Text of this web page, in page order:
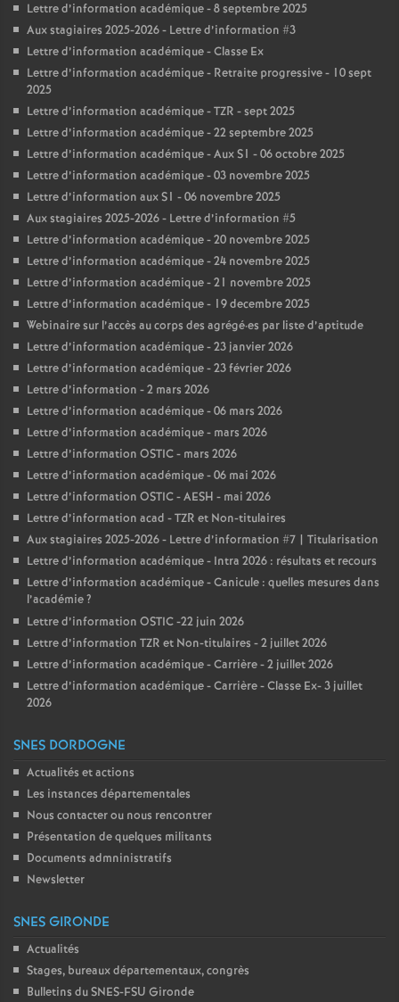
Lettre d’information académique - 8 septembre 2025
Aux stagiaires 2025-2026 - Lettre d’information #3
Lettre d’information académique - Classe Ex
Lettre d’information académique - Retraite progressive - 10 sept
2025
Lettre d’information académique - TZR - sept 2025
Lettre d’information académique - 22 septembre 2025
Lettre d’information académique - Aux S1 - 06 octobre 2025
Lettre d’information académique - 03 novembre 2025
Lettre d’information aux S1 - 06 novembre 2025
Aux stagiaires 2025-2026 - Lettre d’information #5
Lettre d’information académique - 20 novembre 2025
Lettre d’information académique - 24 novembre 2025
Lettre d’information académique - 21 novembre 2025
Lettre d’information académique - 19 decembre 2025
Webinaire sur l’accès au corps des agrégé·es par liste d’aptitude
Lettre d’information académique - 23 janvier 2026
Lettre d’information académique - 23 février 2026
Lettre d’information - 2 mars 2026
Lettre d’information académique - 06 mars 2026
Lettre d’information académique - mars 2026
Lettre d’information OSTIC - mars 2026
Lettre d’information académique - 06 mai 2026
Lettre d’information OSTIC - AESH - mai 2026
Lettre d’information acad - TZR et Non-titulaires
Aux stagiaires 2025-2026 - Lettre d’information #7 | Titularisation
Lettre d’information académique - Intra 2026 : résultats et recours
Lettre d’information académique - Canicule : quelles mesures dans
l’académie?
Lettre d’information OSTIC -22 juin 2026
Lettre d’information TZR et Non-titulaires - 2 juillet 2026
Lettre d’information académique - Carrière - 2 juillet 2026
Lettre d’information académique - Carrière - Classe Ex- 3 juillet
2026
SNES DORDOGNE
Actualités et actions
Les instances départementales
Nous contacter ou nous rencontrer
Présentation de quelques militants
Documents admninistratifs
Newsletter
SNES GIRONDE
Actualités
Stages, bureaux départementaux, congrès
Bulletins du SNES-FSU Gironde